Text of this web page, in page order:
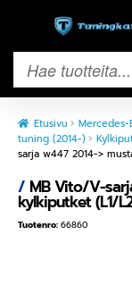
Etusivu Mercedes-
tuning (2014-)
sarja w447 2014->
/MB Vito/V-
kylkiputket (L1/
Tuotenro: 66860